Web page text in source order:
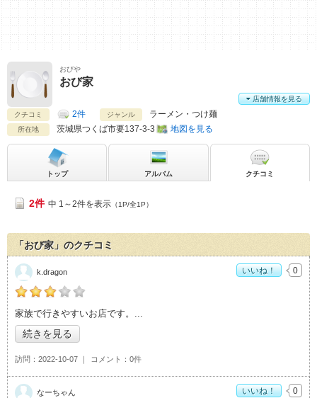
おびや
おび家
クチコミ 2件 ジャンル ラーメン・つけ麺
所在地 茨城県つくば市要137-3-3 地図を見る
店舗情報を見る
トップ アルバム クチコミ
2件 中 1～2件を表示 （1P/全1P）
「おび家」のクチコミ
k.dragonの「おび家>」おすすめ度：
家族で行きやすいお店です。
続きを見る
訪問 2022-10-07 コメント 0件
k.dragon いいね！ 0
なーちゃん いいね！ 0